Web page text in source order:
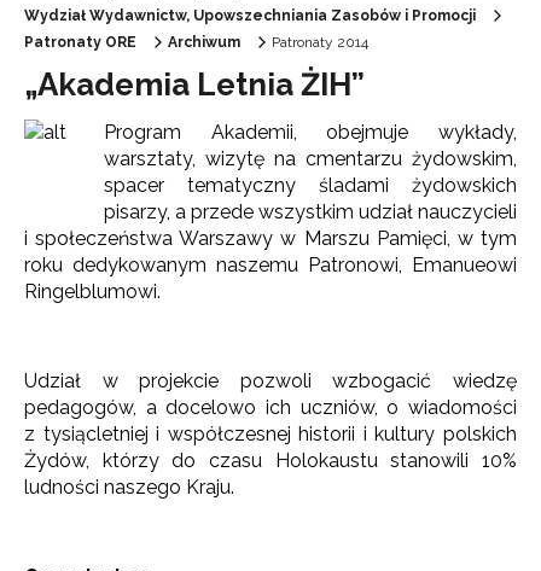
Wydział Wydawnictw, Upowszechniania Zasobów i Promocji
Patronaty ORE
Archiwum Patronaty 2014
„Akademia Letnia ŻIH”
Program Akademii, obejmuje wykłady,
warsztaty, wizytę na cmentarzu żydowskim,
spacer tematyczny śladami żydowskich
pisarzy, a przede wszystkim udział nauczycieli
i społeczeństwa Warszawy w Marszu Pamięci, w tym
roku dedykowanym naszemu Patronowi, Emanueowi
Ringelblumowi.
Udział w projekcie pozwoli wzbogacić wiedzę
pedagogów, a docelowo ich uczniów, o wiadomości
z tysiącletniej i współczesnej historii i kultury polskich
Żydów, którzy do czasu Holokaustu stanowili 10%
ludności naszego Kraju.